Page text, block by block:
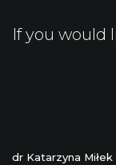
If you would
dr Katarzyna Miłek